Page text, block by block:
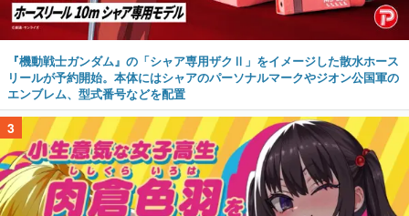
『機動戦士ガンダム』の「シャア専用ザクⅡ」をイメージした散水ホース
リールが予約開始。本体にはシャアのパーソナルマークやジオン公国軍の
エンブレム、型式番号などを配置
3